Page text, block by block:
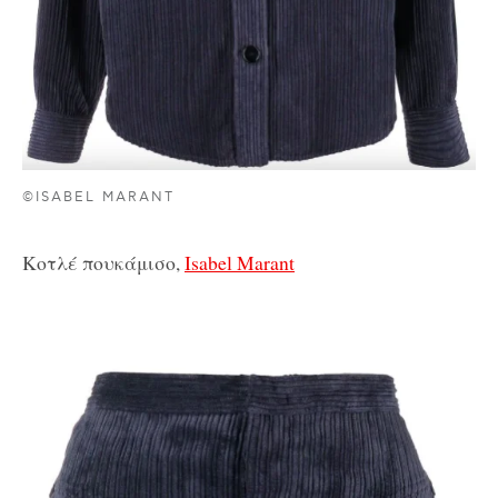
©ISABEL MARANT
Κοτλέ πουκάμισο,Isabel Marant